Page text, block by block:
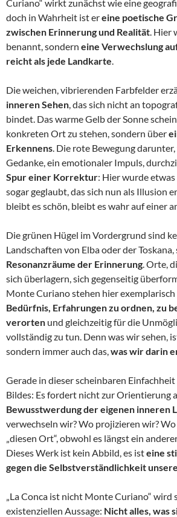
Curiano“ wirkt zunächst wie eine
doch in Wahrheit ist ereine poetische
zwischen Erinnerung und Realität. Hier
benannt, sondern eine Verwechslung
reicht als jede Landkarte.
Die weichen, vibrierenden Farbfelder
inneren Sehen, das sich nicht an
bindet. Das warme Gelb der Sonne
konkreten Ort zu stehen, sondern über
Erkennens. Die rote Bewegung
Gedanke, ein emotionaler Impuls,
Spur einer Korrektur: Hier wurde
sogar geglaubt, das sich nun als Illusion
bleibt es schön, bleibt es wahr auf einer
Die grünen Hügel im Vordergrund sind
Landschaften von Elba oder der Toskana,
Resonanzräume der Erinnerung. Orte,
sich überlagern, sich gegenseitig
Monte Curiano stehen hier
Bedürfnis, Erfahrungen zu ordnen, zu
verorten und gleichzeitig für die
vollständig zu tun. Denn was wir sehen,
sondern immer auch das,was wir darin
Gerade in dieser scheinbaren
Bildes: Es fordert nicht zur Orientierung
Bewusstwerdung der eigenen inneren
verwechseln wir? Wo projizieren wir?
„diesen Ort“, obwohl es längst ein
Dieses Werk ist kein Abbild, es isteine
gegen die Selbstverständlichkeit
„La Conca ist nicht Monte Curiano“ wird
existenziellen Aussage: Nicht alles, was